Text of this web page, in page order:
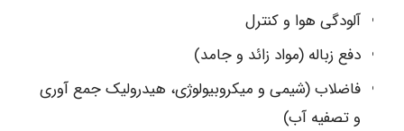
آلودگی هوا و کنترل
دفع زباله (مواد زائد و جامد)
فاضلاب (شیمی و میکروبیولوژی، هیدرولیک جمع آوری
و تصفیه آب)